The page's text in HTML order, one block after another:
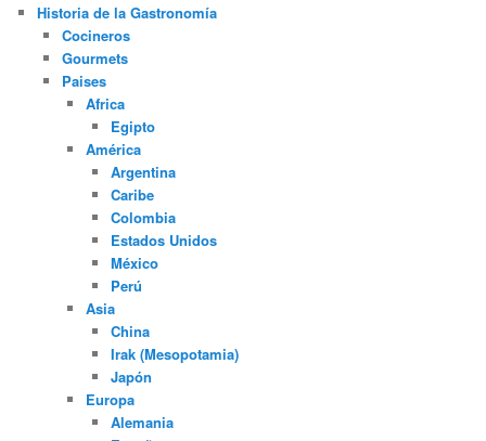
Historia de la Gastronomía
Cocineros
Gourmets
Paises
Africa
Egipto
América
Argentina
Caribe
Colombia
Estados Unidos
México
Perú
Asia
China
Irak (Mesopotamia)
Japón
Europa
Alemania